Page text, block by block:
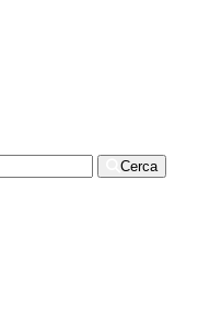
Cerca